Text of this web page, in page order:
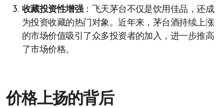
收藏投资性增强：飞天茅台不仅是饮用佳品，还成
为投资收藏的热门对象。近年来，茅台酒持续上涨
的市场价值吸引了众多投资者的加入，进一步推高
了市场价格。
价格上扬的背后